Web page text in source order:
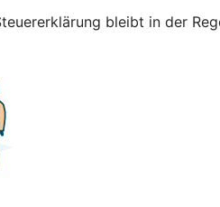
bleibt in der